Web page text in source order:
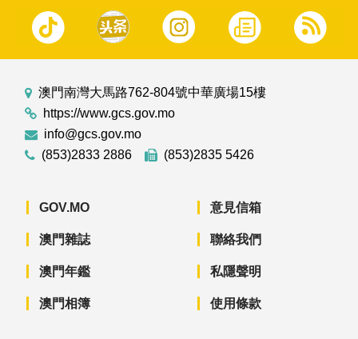
澳門南灣大馬路762-804號中華廣場15樓
https://www.gcs.gov.mo
info@gcs.gov.mo
(853)2833 2886
(853)2835 5426
GOV.MO
澳門雜誌
澳門年鑑
澳門相簿
意見信箱
聯絡我們
私隱聲明
使用條款